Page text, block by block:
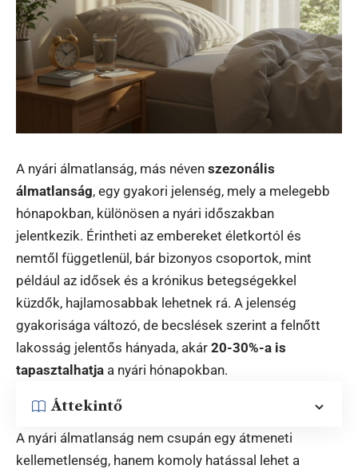
A nyári álmatlanság, más néven szezonális
álmatlanság, egy gyakori jelenség, mely a melegebb
hónapokban, különösen a nyári időszakban
jelentkezik. Érintheti az embereket életkortól és
nemtől függetlenül, bár bizonyos csoportok, mint
például az idősek és a krónikus betegségekkel
küzdők, hajlamosabbak lehetnek rá. A jelenség
gyakorisága változó, de becslések szerint a felnőtt
lakosság jelentős hányada, akár 20-30%-a is
tapasztalhatja a nyári hónapokban.
Áttekintő
A nyári álmatlanság nem csupán egy átmeneti
kellemetlenség, hanem komoly hatással lehet a